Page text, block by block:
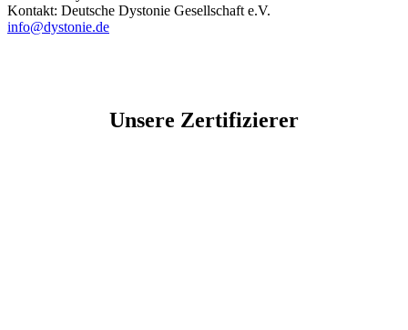
Kontakt: Deutsche Dystonie Gesellschaft e.V.
info@dystonie.de
Unsere Zertifizierer